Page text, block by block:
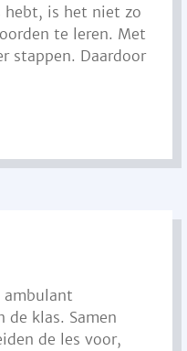
is het niet zo
te leren. Met
stappen. Daardoor
de klas. Samen
de les voor,